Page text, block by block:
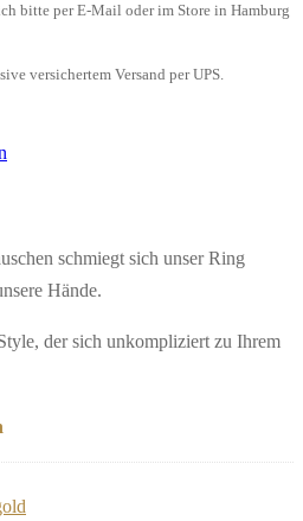
bitte per E-Mail oder im Store in Hamburg
versichertem Versand per UPS.
schmiegt sich unser Ring
Hände.
der sich unkompliziert zu Ihrem